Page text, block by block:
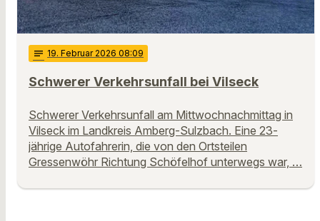
notes 19. Februar 2026 08:09
Schwerer Verkehrsunfall bei Vilseck
Schwerer Verkehrsunfall am Mittwochnachmittag in
Vilseck im Landkreis Amberg-Sulzbach. Eine 23-
jährige Autofahrerin, die von den Ortsteilen
Gressenwöhr Richtung Schöfelhof unterwegs war, …